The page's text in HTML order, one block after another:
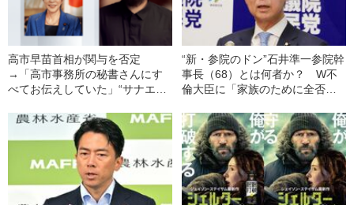
高市早苗首相が関与を否定
→「高市事務所の秘書さんにす
べてお伝えしていた」“サナエト
「事実は事実、そうでないこと
は違うと…」
“新・参院のドン”石井準一参院幹
事長（68）とは何者か？ W不
倫大臣に「家族のために全否定
不倫報道を経験《高市氏への本
音は…》